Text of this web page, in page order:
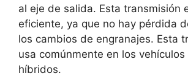
al eje de salida. Esta transmisión
eficiente, ya que no hay pérdida
los cambios de engranajes. Esta
usa comúnmente en los
híbridos.